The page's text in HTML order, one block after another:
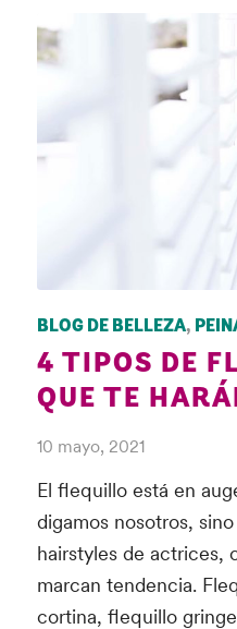
BLOG DE BELLEZA,
4 TIPOS DE
QUE TE
El flequillo está en
digamos nosotros,
hairstyles de actrices,
marcan tendencia.
cortina, flequillo
10 mayo, 2021